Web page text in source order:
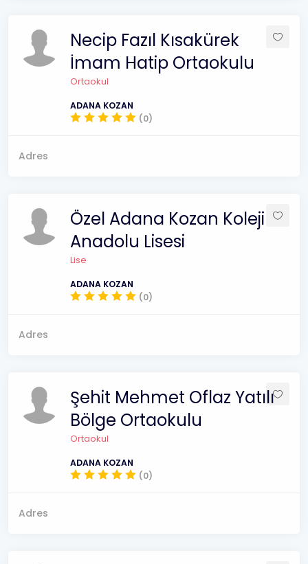
Necip Fazıl Kısakürek
İmam Hatip Ortaokulu
Ortaokul
ADANA KOZAN
(0)
Adres
Özel Adana Kozan Koleji
Anadolu Lisesi
Lise
ADANA KOZAN
(0)
Adres
Şehit Mehmet Oflaz Yatılı
Bölge Ortaokulu
Ortaokul
ADANA KOZAN
(0)
Adres